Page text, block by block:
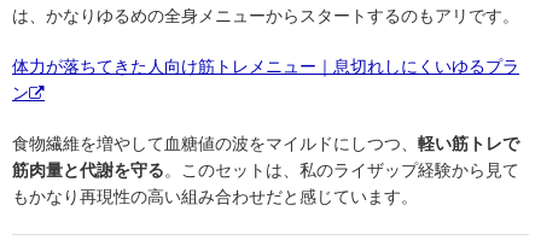
は、かなりゆるめの全身メニューからスタートするのもアリです。
体力が落ちてきた人向け筋トレメニュー｜息切れしにくいゆるプラ
ン
食物繊維を増やして血糖値の波をマイルドにしつつ、 軽い筋トレで
筋肉量と代謝を守る。このセットは、私のライザップ経験から見て
もかなり再現性の高い組み合わせだと感じています。